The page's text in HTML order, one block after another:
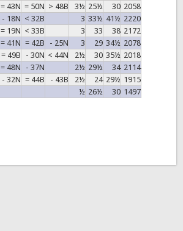
= 43N = 50N > 48B 3½ 25½ 30 2058
- 18N < 32B 3 33½ 41½ 2220
= 19N < 33B 3 33 38 2172
= 41N = 42B - 25N 3 29 34½ 2078
= 49B - 30N < 44N 2½ 30 35½ 2018
= 48N - 37N 2½ 29½ 34 2114
- 32N = 44B - 43B 2½ 24 29½ 1915
½ 26½ 30 1497